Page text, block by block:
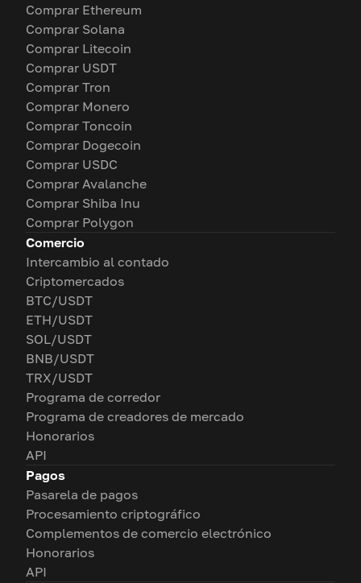
Comprar Ethereum
Comprar Solana
Comprar Litecoin
Comprar USDT
Comprar Tron
Comprar Monero
Comprar Toncoin
Comprar Dogecoin
Comprar USDC
Comprar Avalanche
Comprar Shiba Inu
Comprar Polygon
Comercio
Intercambio al contado
Criptomercados
BTC/USDT
ETH/USDT
SOL/USDT
BNB/USDT
TRX/USDT
Programa de corredor
Programa de creadores de mercado
Honorarios
API
Pagos
Pasarela de pagos
Procesamiento criptográfico
Complementos de comercio electrónico
Honorarios
API